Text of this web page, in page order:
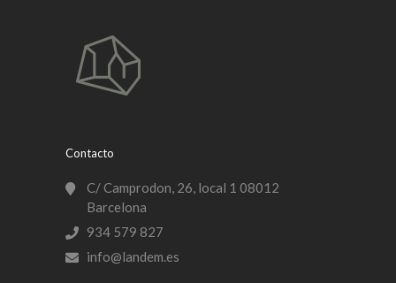
Contacto
C/ Camprodon, 26, local 1 08012
Barcelona
934 579 827
info@landem.es